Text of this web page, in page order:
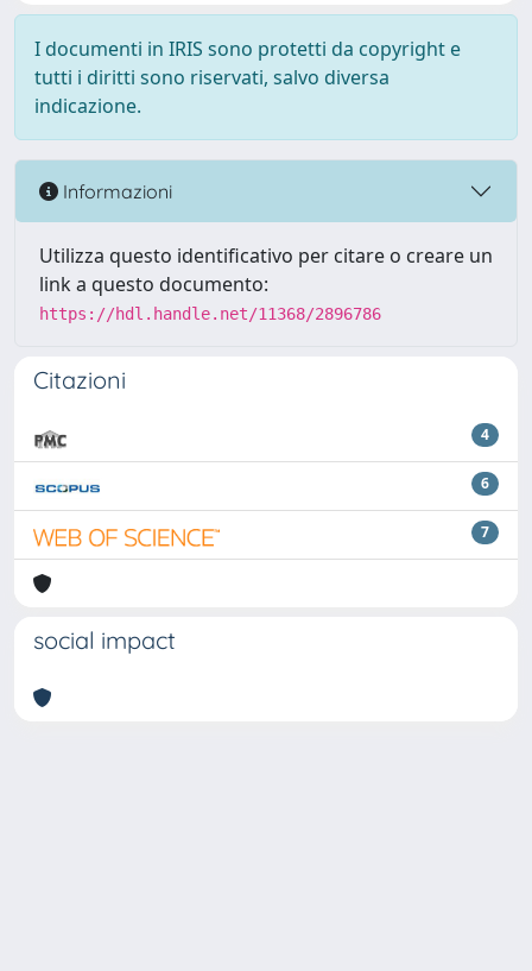
I documenti in IRIS sono protetti da copyright e
tutti i diritti sono riservati, salvo diversa
indicazione.
Informazioni
Utilizza questo identificativo per citare o creare un
link a questo documento:
https://hdl.handle.net/11368/2896786
Citazioni
4
6
7
social impact